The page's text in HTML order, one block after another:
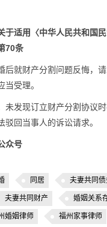
于适用〈中华人民共和国
70条
后就财产分割问题反悔，
当受理。
未发现订立财产分割协议
回当事人的诉讼请求。
众号
同居 夫妻共同
夫妻共同财产 婚姻关系
婚姻律师 福州家事律师